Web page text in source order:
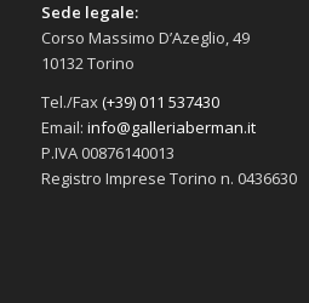
Sede legale:
Corso Massimo D’Azeglio, 49
10132 Torino
Tel./Fax(+39) 011 537430
Email: info@galleriaberman.it
P.IVA 00876140013
Registro Imprese Torino n. 0436630